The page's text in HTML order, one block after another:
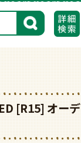
検索
[R15] オー